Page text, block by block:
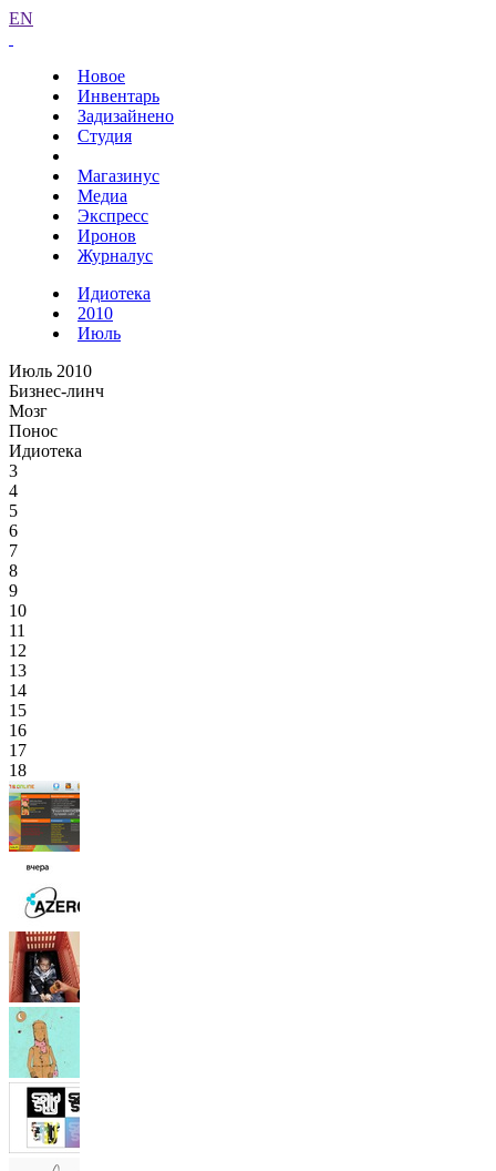
EN
Новое
Инвентарь
Задизайнено
Студия
Магазинус
Медиа
Экспресс
Иронов
Журналус
Идиотека
2010
Июль
Июль 2010
Бизнес-линч
Мозг
Понос
Идиотека
3
4
5
6
7
8
9
10
11
12
13
14
15
16
17
18